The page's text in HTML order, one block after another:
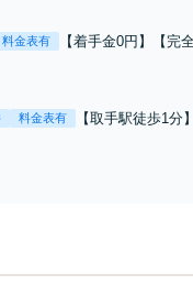
料金表有
【着手金0円】【完
当な権利です」【24
【全国出張対応】
料金表有
【取手駅徒歩1分